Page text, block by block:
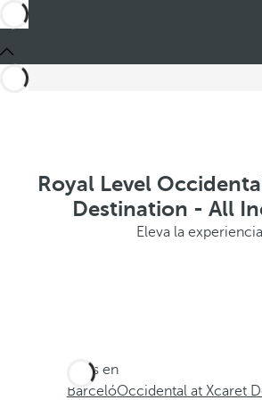
Royal Level
Destination - All
Eleva la experiencia
Estás en
BarcelóOccidental at Xcaret